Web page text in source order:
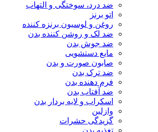
ضد درد، سوختگی و التهاب
اتو برنز
روغن و لوسیون برنزه کننده
ضد لک و روشن کننده بدن
ضد جوش بدن
مایع دستشویی
صابون صورت و بدن
ضد ترک بدن
فرم دهنده بدن
ضد آفتاب بدن
اسکراب و لایه بردار بدن
وازلین
گزیدگی حشرات
تغذیه بدن